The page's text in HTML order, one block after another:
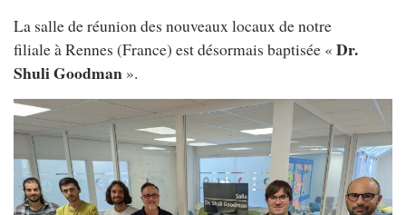
La salle de réunion des nouveaux locaux de notre
filiale à Rennes (France) est désormais baptisée « Dr.
Shuli Goodman ».